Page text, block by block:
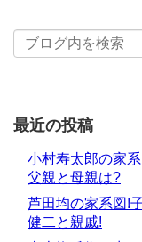
最近の投稿
小村寿太郎の家
父親と母親は?
芦田均の家系図!
健二と親戚!